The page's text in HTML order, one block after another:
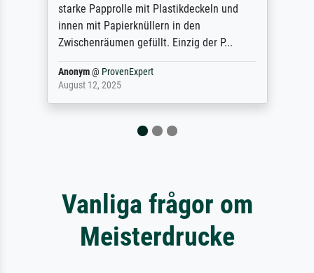
blurry print vs. a Wikipedia commons
representation. They stated they couldn't
do ...
Anonym@ProvenExpert
December 4, 2025
Vanliga frågor om
Meisterdrucke